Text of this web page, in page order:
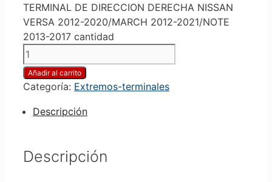
TERMINAL DE DIRECCION DERECHA NISSAN
VERSA 2012-2020/MARCH 2012-2021/NOTE
2013-2017 cantidad
Añadir al carrito
Categoría: Extremos-terminales
Descripción
Descripción